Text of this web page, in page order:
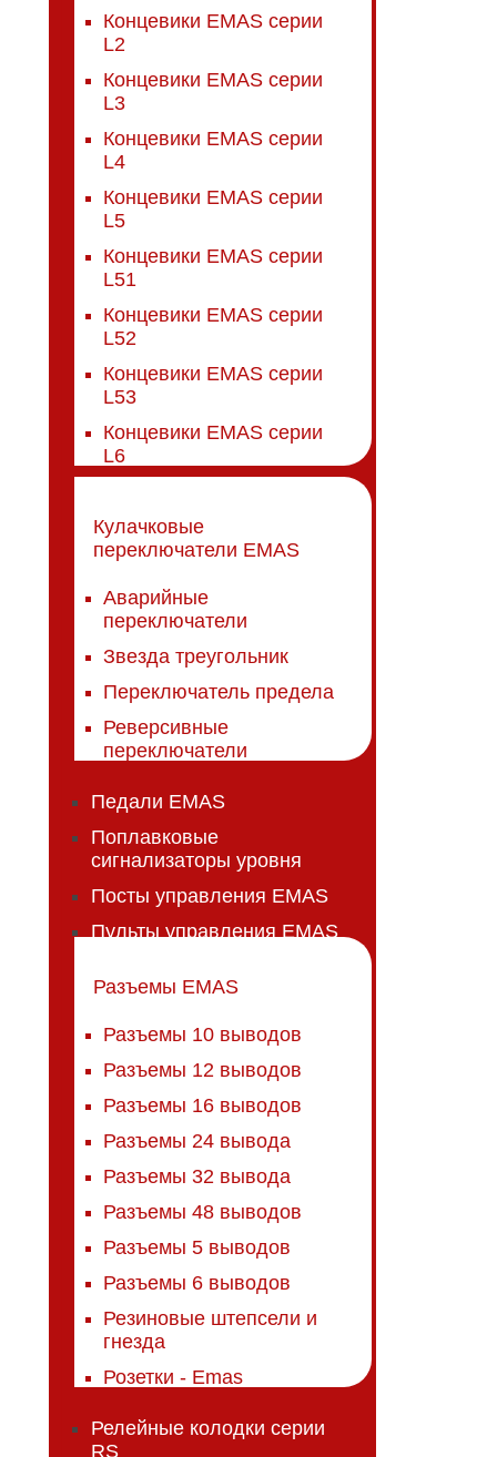
Концевики EMAS серии
L2
Концевики EMAS серии
L3
Концевики EMAS серии
L4
Концевики EMAS серии
L5
Концевики EMAS серии
L51
Концевики EMAS серии
L52
Концевики EMAS серии
L53
Концевики EMAS серии
L6
Кулачковые
переключатели EMAS
Аварийные
переключатели
Звезда треугольник
Переключатель предела
Реверсивные
переключатели
Педали EMAS
Поплавковые
сигнализаторы уровня
Посты управления EMAS
Пульты управления EMAS
Разъемы EMAS
Разъемы 10 выводов
Разъемы 12 выводов
Разъемы 16 выводов
Разъемы 24 вывода
Разъемы 32 вывода
Разъемы 48 выводов
Разъемы 5 выводов
Разъемы 6 выводов
Резиновые штепсели и
гнезда
Розетки - Emas
Релейные колодки серии
RS